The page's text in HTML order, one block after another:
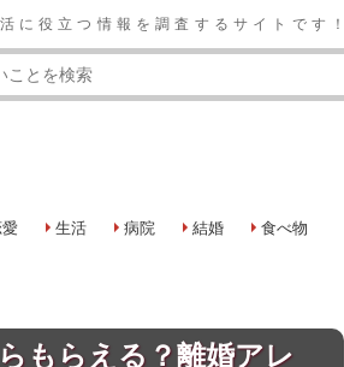
役立つ情報を調査するサイトです！
生活 病院 結婚 食べ物
もらえる？離婚アレ